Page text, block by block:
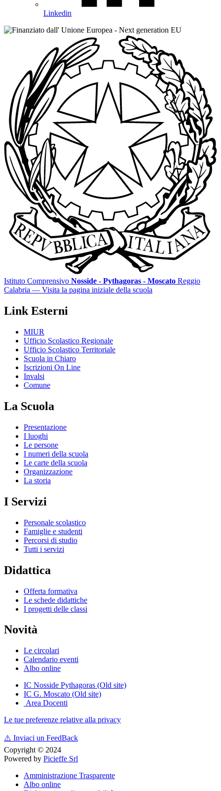
Linkedin
Istituto Comprensivo Nosside - Pythagoras - Moscato Reggio
Calabria — Visita la pagina iniziale della scuola
Link Esterni
MIUR
Ufficio Scolastico Regionale
Ufficio Scolastico Territoriale
Scuola in Chiaro
Iscrizioni On Line
Invalsi
Comune
La Scuola
Presentazione
I luoghi
Le persone
I numeri della scuola
Le carte della scuola
Organizzazione
La storia
I Servizi
Personale scolastico
Famiglie e studenti
Percorsi di studio
Tutti i servizi
Didattica
Offerta formativa
Le schede didattiche
I progetti delle classi
Novità
Le circolari
Calendario eventi
Albo online
IC Nosside Pythagoras (Old site)
IC G. Moscato (Old site)
Area Docenti
Le tue preferenze relative alla privacy
⚠️ Inviaci un FeedBack
Copyright © 2024
Powered by Picieffe Srl
Amministrazione Trasparente
Albo online